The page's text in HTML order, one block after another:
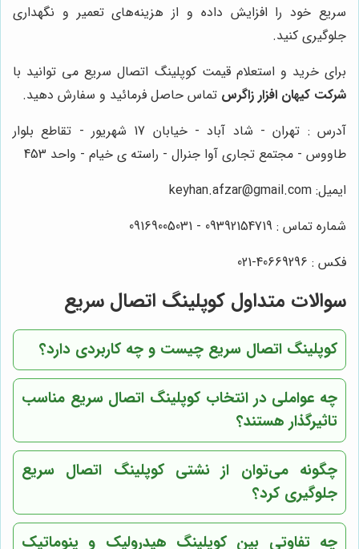
سریع خود را افزایش داده و از هزینه‌های تعمیر و نگهداری
جلوگیری کنید.
برای خرید و استعلام قیمت کوپلینگ اتصال سریع می توانید با
شرکت کیهان افزار زاگرس تماس حاصل فرمائید و سفارش دهید.
آدرس : تهران - شاد آباد - خیابان 17 شهریور - تقاطع بلوار
طاووس - مجتمع تجاری آوا جنرال - راسته ی خیام - واحد 453
ایمیل: keyhan.afzar@gmail.com
شماره تماس : 09392154719 - 09169005031
فکس : 40669296-021
سوالات متداول کوپلینگ اتصال سریع
کوپلینگ اتصال سریع چیست و چه کاربردی دارد؟
چه عواملی در انتخاب کوپلینگ اتصال سریع مناسب
تاثیرگذار هستند؟
چگونه می‌توان از نشتی کوپلینگ اتصال سریع
جلوگیری کرد؟
چه تفاوتی بین کوپلینگ هیدرولیک و پنوماتیک